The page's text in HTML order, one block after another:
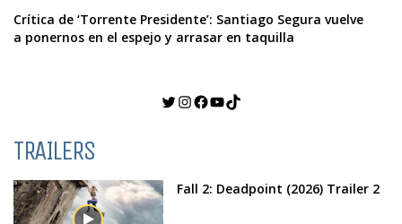
Crítica de ‘Torrente Presidente’: Santiago Segura vuelve
a ponernos en el espejo y arrasar en taquilla
Twitter
Instagram
Facebook
YouTube
TikTok
TRAILERS
Fall 2: Deadpoint (2026) Trailer 2